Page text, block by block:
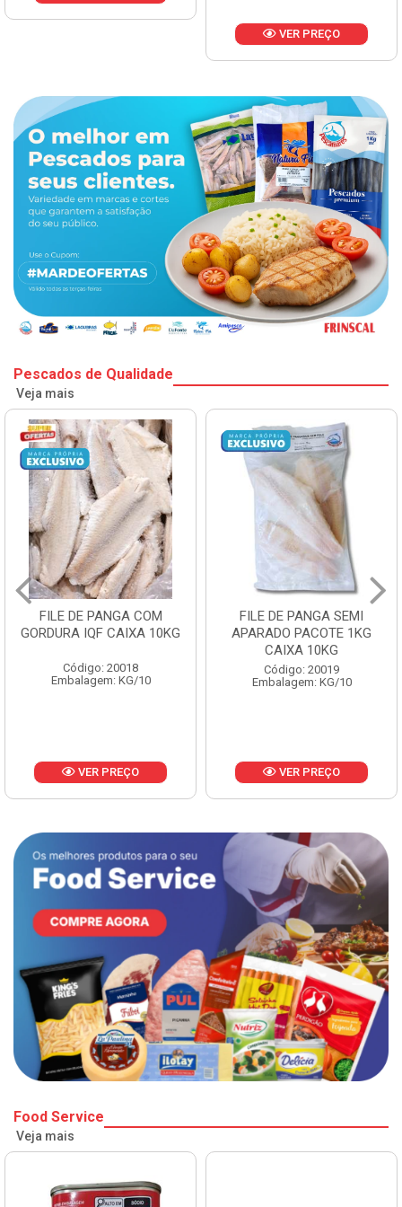
VER PREÇO
Pescados de Qualidade
Veja mais
FILE DE PANGA SEMI
APARADO PACOTE 1KG
Código: 20019
Embalagem: KG/10
VER PREÇO
POLACA DESFIADA
PESCAMARES PCT5KG
CX10KG
Código: 20161
Embalagem: KG/10
VER PREÇO
Food Service
Veja mais